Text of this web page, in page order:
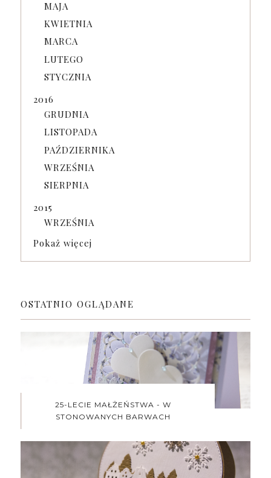
MAJA
KWIETNIA
MARCA
LUTEGO
STYCZNIA
2016
GRUDNIA
LISTOPADA
PAŹDZIERNIKA
WRZEŚNIA
SIERPNIA
2015
WRZEŚNIA
Pokaż więcej
OSTATNIO OGLĄDANE
25-LECIE MAŁŻEŃSTWA - W
STONOWANYCH BARWACH